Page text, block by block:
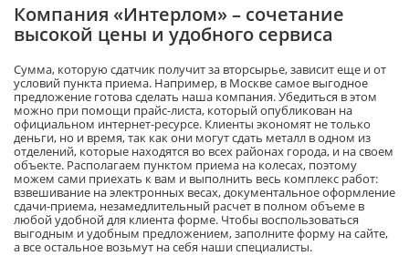
Компания «Интерлом» – сочетание
высокой цены и удобного сервиса
Сумма, которую сдатчик получит за вторсырье, зависит еще и от
условий пункта приема. Например, в Москве самое выгодное
предложение готова сделать наша компания. Убедиться в этом
можно при помощи прайс-листа, который опубликован на
официальном интернет-ресурсе. Клиенты экономят не только
деньги, но и время, так как они могут сдать металл в одном из
отделений, которые находятся во всех районах города, и на своем
объекте. Располагаем пунктом приема на колесах, поэтому
можем сами приехать к вам и выполнить весь комплекс работ:
взвешивание на электронных весах, документальное оформление
сдачи-приема, незамедлительный расчет в полном объеме в
любой удобной для клиента форме. Чтобы воспользоваться
выгодным и удобным предложением, заполните форму на сайте,
а все остальное возьмут на себя наши специалисты.